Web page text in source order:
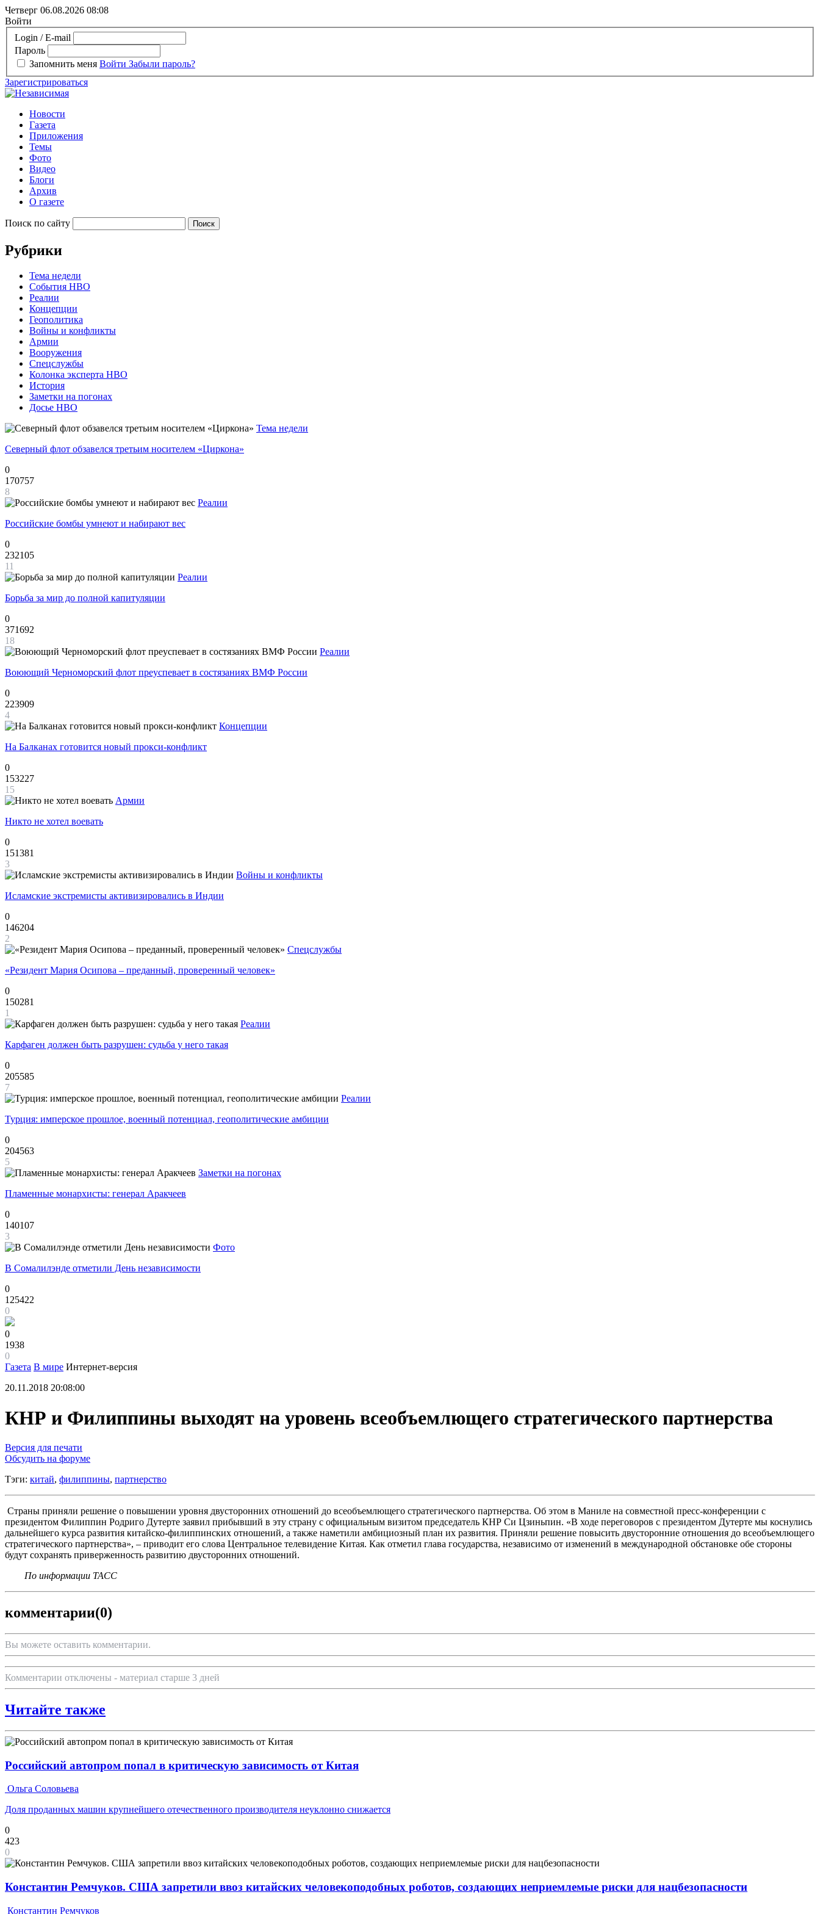
Четверг 06.08.2026 08:08
Войти
Login / E-mail
Пароль
Запомнить меня Войти Забыли пароль?
Зарегистрироваться
Новости
Газета
Приложения
Темы
Фото
Видео
Блоги
Архив
О газете
Поиск по сайту
Рубрики
Тема недели
События НВО
Реалии
Концепции
Геополитика
Войны и конфликты
Армии
Вооружения
Спецслужбы
Колонка эксперта НВО
История
Заметки на погонах
Досье НВО
Тема недели
Северный флот обзавелся третьим носителем «Циркона»
0
170757
8
Реалии
Российские бомбы умнеют и набирают вес
0
232105
11
Реалии
Борьба за мир до полной капитуляции
0
371692
18
Реалии
Воюющий Черноморский флот преуспевает в состязаниях ВМФ России
0
223909
4
Концепции
На Балканах готовится новый прокси-конфликт
0
153227
15
Армии
Никто не хотел воевать
0
151381
3
Войны и конфликты
Исламские экстремисты активизировались в Индии
0
146204
2
Спецслужбы
«Резидент Мария Осипова – преданный, проверенный человек»
0
150281
1
Реалии
Карфаген должен быть разрушен: судьба у него такая
0
205585
7
Реалии
Турция: имперское прошлое, военный потенциал, геополитические амбиции
0
204563
5
Заметки на погонах
Пламенные монархисты: генерал Аракчеев
0
140107
3
Фото
В Сомалилэнде отметили День независимости
0
125422
0
0
1938
0
Газета В мире Интернет-версия
20.11.2018 20:08:00
КНР и Филиппины выходят на уровень всеобъемлющего стратегического партнерства
Версия для печати
Обсудить на форуме
Тэги: китай, филиппины, партнерство
Страны приняли решение о повышении уровня двусторонних отношений до всеобъемлющего стратегического партнерства. Об этом в Маниле на совместной пресс-конференции с
президентом Филиппин Родриго Дутерте заявил прибывший в эту страну с официальным визитом председатель КНР Си Цзиньпин. «В ходе переговоров с президентом Дутерте мы коснулись
дальнейшего курса развития китайско-филиппинских отношений, а также наметили амбициозный план их развития. Приняли решение повысить двусторонние отношения до всеобъемлющего
стратегического партнерства», – приводит его слова Центральное телевидение Китая. Как отметил глава государства, независимо от изменений в международной обстановке обе стороны
будут сохранять приверженность развитию двусторонних отношений.
По информации ТАСС
комментарии(0)
Вы можете оставить комментарии.
Комментарии отключены - материал старше 3 дней
Читайте также
Российский автопром попал в критическую зависимость от Китая
Ольга Соловьева
Доля проданных машин крупнейшего отечественного производителя неуклонно снижается
0
423
0
Константин Ремчуков. США запретили ввоз китайских человекоподобных роботов, создающих неприемлемые риски для нацбезопасности
Константин Ремчуков